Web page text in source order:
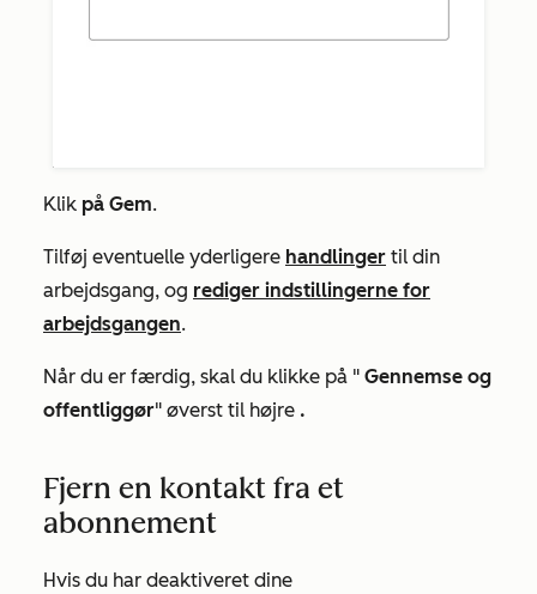
Klik på Gem.
Tilføj eventuelle yderligere handlinger til din
arbejdsgang, og rediger indstillingerne for
arbejdsgangen.
Når du er færdig, skal du klikke på " Gennemse og
offentliggør" øverst til højre .
Fjern en kontakt fra et
abonnement
Hvis du har deaktiveret dine